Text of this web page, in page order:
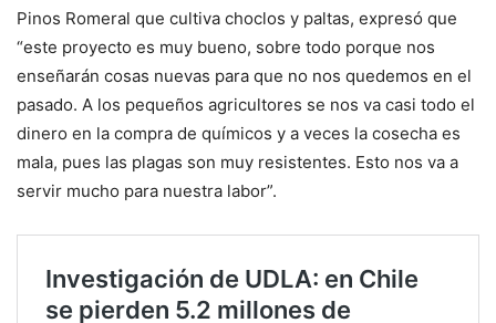
Pinos Romeral que cultiva choclos y paltas, expresó que
“este proyecto es muy bueno, sobre todo porque nos
enseñarán cosas nuevas para que no nos quedemos en el
pasado. A los pequeños agricultores se nos va casi todo el
dinero en la compra de químicos y a veces la cosecha es
mala, pues las plagas son muy resistentes. Esto nos va a
servir mucho para nuestra labor”.